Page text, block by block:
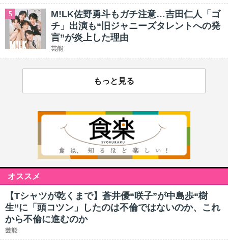
5
M!LK佐野勇斗もガチ注意…吉田仁人「ゴ
チ」出演も“旧ジャニーズタレントへの発
言”が炎上した理由
芸能
もっと見る
オススメ
【Tシャツが乾くまで】蒼井優“咲子”が中島歩“樹
生”に「頭コツン」したのは不倫ではないのか、これ
から不倫に進むのか
芸能